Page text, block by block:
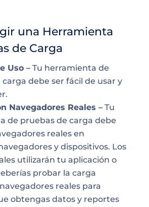
una Herramienta
de Carga
Uso –Tu herramienta de
debe ser fácil de usar y
Navegadores Reales –Tu
de pruebas de carga debe
reales en
y dispositivos. Los
utilizarán tu aplicación o
probar la carga
reales para
obtengas datos y reportes